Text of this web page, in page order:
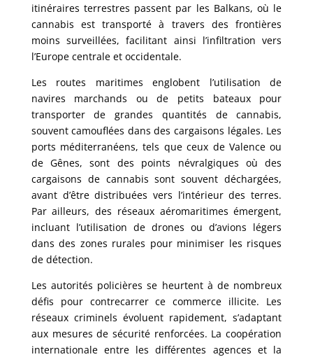
itinéraires terrestres passent par les Balkans, où le
cannabis est transporté à travers des frontières
moins surveillées, facilitant ainsi l’infiltration vers
l’Europe centrale et occidentale.
Les routes maritimes englobent l’utilisation de
navires marchands ou de petits bateaux pour
transporter de grandes quantités de cannabis,
souvent camouflées dans des cargaisons légales. Les
ports méditerranéens, tels que ceux de Valence ou
de Gênes, sont des points névralgiques où des
cargaisons de cannabis sont souvent déchargées,
avant d’être distribuées vers l’intérieur des terres.
Par ailleurs, des réseaux aéromaritimes émergent,
incluant l’utilisation de drones ou d’avions légers
dans des zones rurales pour minimiser les risques
de détection.
Les autorités policières se heurtent à de nombreux
défis pour contrecarrer ce commerce illicite. Les
réseaux criminels évoluent rapidement, s’adaptant
aux mesures de sécurité renforcées. La coopération
internationale entre les différentes agences et la